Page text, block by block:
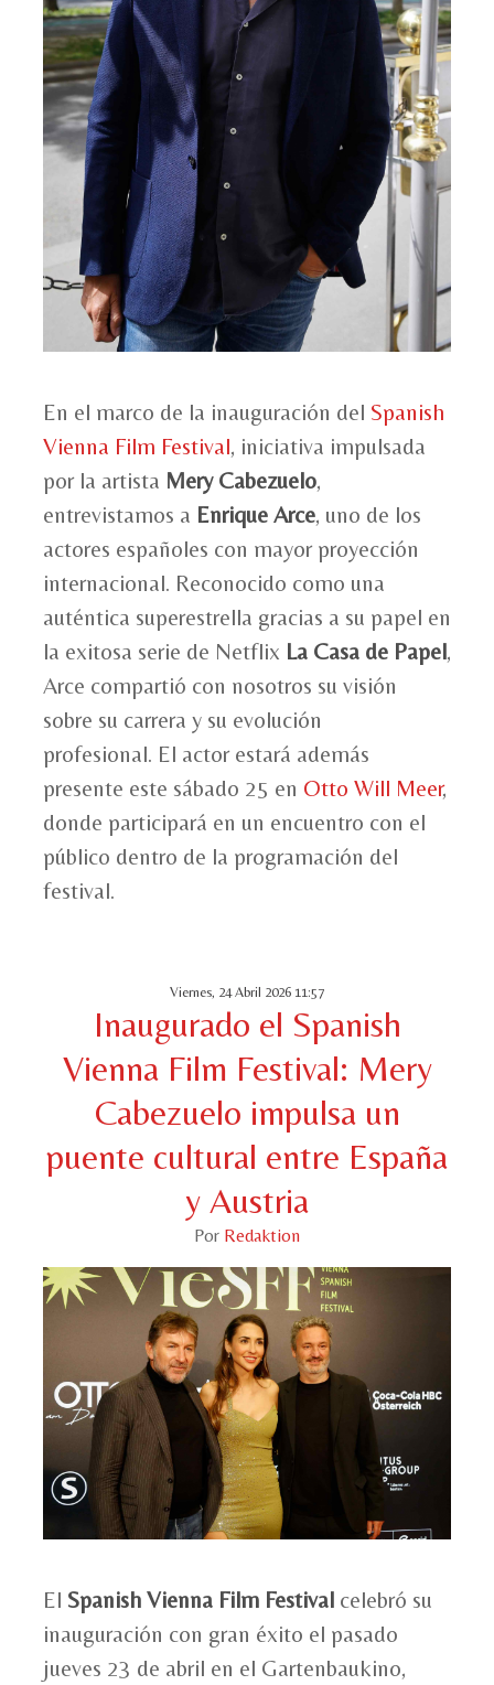
En el marco de la inauguración del Spanish
Vienna Film Festival, iniciativa impulsada
por la artista Mery Cabezuelo,
entrevistamos a Enrique Arce, uno de los
actores españoles con mayor proyección
internacional. Reconocido como una
auténtica superestrella gracias a su papel en
la exitosa serie de Netflix La Casa de Papel,
Arce compartió con nosotros su visión
sobre su carrera y su evolución
profesional. El actor estará además
presente este sábado 25 en Otto Will Meer,
donde participará en un encuentro con el
público dentro de la programación del
festival.
Viernes, 24 Abril 2026 11:57
Inaugurado el Spanish
Vienna Film Festival: Mery
Cabezuelo impulsa un
puente cultural entre España
y Austria
Por Redaktion
El Spanish Vienna Film Festival celebró su
inauguración con gran éxito el pasado
jueves 23 de abril en el Gartenbaukino,